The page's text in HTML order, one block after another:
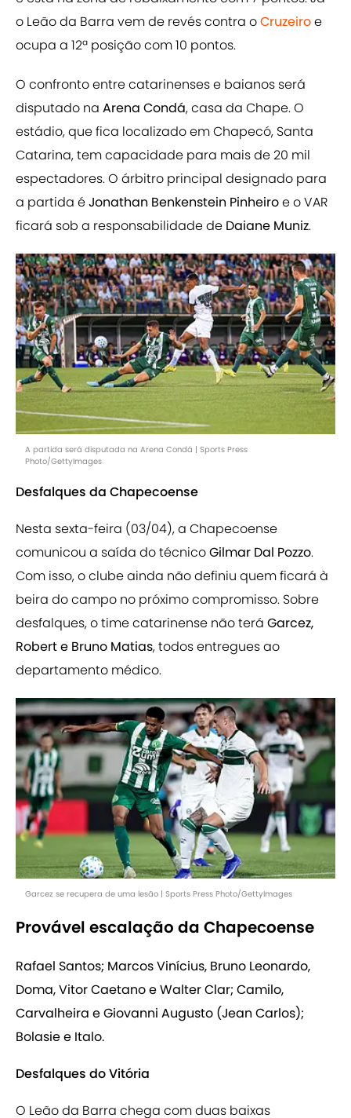
o Leão da Barra vem de revés contra oCruzeiroe
ocupa a 12ª posição com 10 pontos.
O confronto entre catarinenses e baianos será
disputado na Arena Condá, casa da Chape. O
estádio, que fica localizado em Chapecó, Santa
Catarina, tem capacidade para mais de 20 mil
espectadores. O árbitro principal designado para
a partida éJonathan Benkenstein Pinheiroe o VAR
ficará sob a responsabilidade de Daiane Muniz.
A partida será disputada na Arena Condá | Sports Press
Photo/GettyImages
Desfalques da Chapecoense
Nesta sexta-feira (03/04), a Chapecoense
comunicou a saída do técnicoGilmar Dal Pozzo.
Com isso, o clube ainda não definiu quem ficará à
beira do campo no próximo compromisso. Sobre
desfalques, o time catarinense não terá Garcez,
Robert e Bruno Matias, todos entregues ao
departamento médico.
Garcez se recupera de uma lesão | Sports Press Photo/GettyImages
Provável escalação da Chapecoense
Rafael Santos; Marcos Vinícius, Bruno Leonardo,
Doma, Vitor Caetano e Walter Clar; Camilo,
Carvalheira e Giovanni Augusto (Jean Carlos);
Bolasie e Italo.
Desfalques do Vitória
O Leão da Barra chega com duas baixas